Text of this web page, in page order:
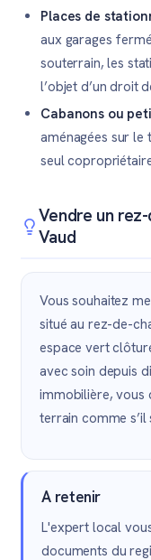
Places de
aux garages
souterrain, les
l’objet d’un droit
Cabanons ou
aménagées sur le
seul
Vendre un
Vaud
Vous souhaitez
situé au rez-de-
espace vert
avec soin depuis
immobilière, vous
terrain comme
A retenir
L'expert local
documents du